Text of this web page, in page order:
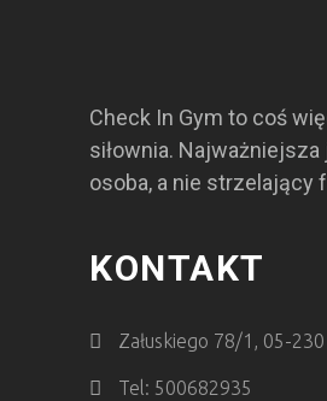
Check In Gym to coś
siłownia.
osoba, a nie strzelający
KONTAKT
Załuskiego 78/1, 05-230
Tel: 500682935